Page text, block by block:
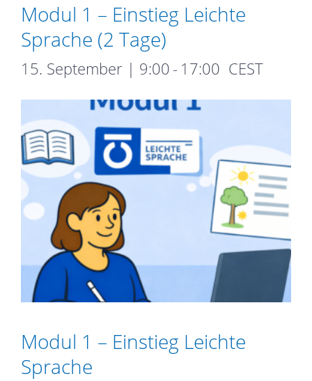
Modul 1 – Einstieg Leichte
Sprache (2 Tage)
15. September | 9:00 - 17:00 CEST
Modul 1 – Einstieg Leichte
Sprache